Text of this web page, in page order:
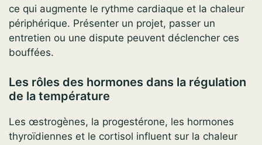
ce qui augmente le rythme cardiaque et la chaleur
périphérique. Présenter un projet, passer un
entretien ou une dispute peuvent déclencher ces
bouffées.
Les rôles des hormones dans la régulation
de la température
Les œstrogènes, la progestérone, les hormones
thyroïdiennes et le cortisol influent sur la chaleur